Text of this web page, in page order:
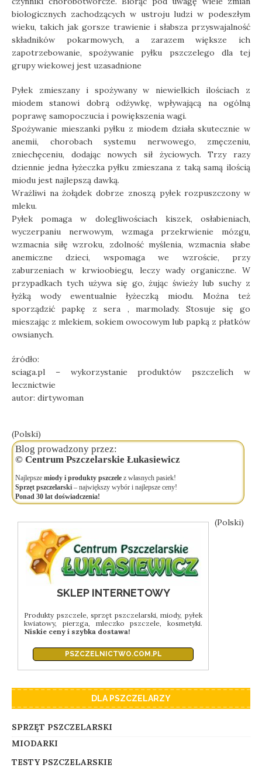
biologicznych zachodzących w ustroju ludzi w podeszłym
wieku, takich jak gorsze trawienie i słabsza przyswajalność
składników pokarmowych, a zarazem większe ich
zapotrzebowanie, spożywanie pyłku pszczelego dla tej
grupy wiekowej jest uzasadnione
Pyłek zmieszany i spożywany w niewielkich ilościach z
miodem stanowi dobrą odżywkę, wpływającą na ogólną
poprawę samopoczucia i powiększenia wagi.
Spożywanie mieszanki pyłku z miodem działa skutecznie w
anemii, chorobach systemu nerwowego, zmęczeniu,
zniechęceniu, dodając nowych sił życiowych. Trzy razy
dziennie jedna łyżeczka pyłku zmieszana z taką samą ilością
miodu jest najlepszą dawką.
Wrażliwi na żołądek dobrze znoszą pyłek rozpuszczony w
mleku.
Pyłek pomaga w dolegliwościach kiszek, osłabieniach,
wyczerpaniu nerwowym, wzmaga przekrwienie mózgu,
wzmacnia siłę wzroku, zdolność myślenia, wzmacnia słabe
anemiczne dzieci, wspomaga we wzroście, przy
zaburzeniach w krwioobiegu, leczy wady organiczne. W
przypadkach tych używa się go, żując świeży lub suchy z
łyżką wody ewentualnie łyżeczką miodu. Można też
sporządzić papkę z sera , marmolady. Stosuje się go
mieszając z mlekiem, sokiem owocowym lub papką z płatków
owsianych.
źródło:
sciaga.pl – wykorzystanie produktów pszczelich w
lecznictwie
autor: dirtywoman
(Polski)
Blog prowadzony przez:
© Centrum Pszczelarskie Łukasiewicz
Najlepsze miody i produkty pszczele z własnych pasiek!
Sprzęt pszczelarski – największy wybór i najlepsze ceny!
Ponad 30 lat doświadczenia!
(Polski)
SKLEP INTERNETOWY
Produkty pszczele, sprzęt pszczelarski, miody, pyłek
kwiatowy, pierzga, mleczko pszczele, kosmetyki.
Niskie ceny i szybka dostawa!
PSZCZELNICTWO.COM.PL
DLA PSZCZELARZY
SPRZĘT PSZCZELARSKI
MIODARKI
TESTY PSZCZELARSKIE